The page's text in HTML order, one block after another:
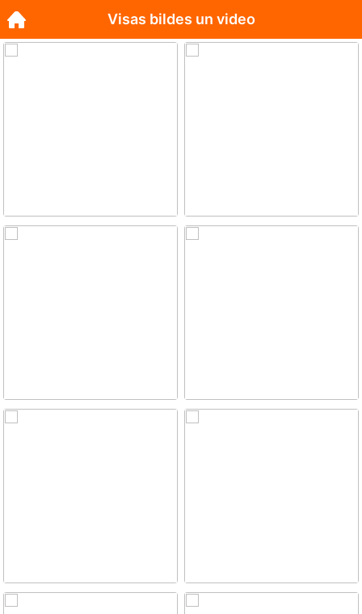
Visas bildes un video